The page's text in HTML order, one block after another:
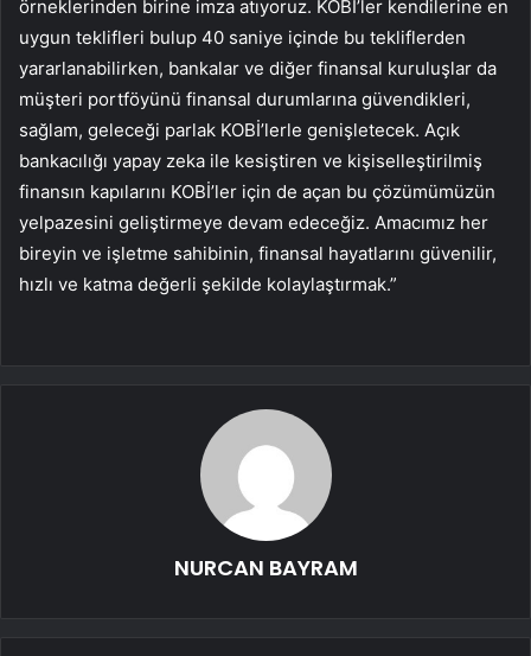
örneklerinden birine imza atıyoruz. KOBİ’ler kendilerine en
uygun teklifleri bulup 40 saniye içinde bu tekliflerden
yararlanabilirken, bankalar ve diğer finansal kuruluşlar da
müşteri portföyünü finansal durumlarına güvendikleri,
sağlam, geleceği parlak KOBİ’lerle genişletecek. Açık
bankacılığı yapay zeka ile kesiştiren ve kişiselleştirilmiş
finansın kapılarını KOBİ’ler için de açan bu çözümümüzün
yelpazesini geliştirmeye devam edeceğiz. Amacımız her
bireyin ve işletme sahibinin, finansal hayatlarını güvenilir,
hızlı ve katma değerli şekilde kolaylaştırmak.”
NURCAN BAYRAM